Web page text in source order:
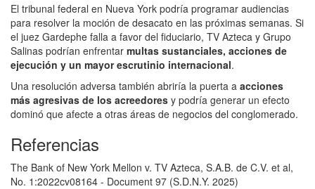
El tribunal federal en Nueva York podría programar audiencias
para resolver la moción de desacato en las próximas semanas. Si
el juez Gardephe falla a favor del fiduciario, TV Azteca y Grupo
Salinas podrían enfrentar multas sustanciales, acciones de
ejecución y un mayor escrutinio internacional.
Una resolución adversa también abriría la puerta a acciones
más agresivas de los acreedores y podría generar un efecto
dominó que afecte a otras áreas de negocios del conglomerado.
Referencias
The Bank of New York Mellon v. TV Azteca, S.A.B. de C.V. et al,
No. 1:2022cv08164 - Document 97 (S.D.N.Y. 2025)